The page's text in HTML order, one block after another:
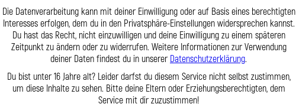
Die Datenverarbeitung kann mit deiner Einwilligung oder auf Basis eines berechtigten
Interesses erfolgen, dem du in den Privatsphäre-Einstellungen widersprechen kannst.
Du hast das Recht, nicht einzuwilligen und deine Einwilligung zu einem späteren
Zeitpunkt zu ändern oder zu widerrufen. Weitere Informationen zur Verwendung
deiner Daten findest du in unserer Datenschutzerklärung.
Du bist unter 16 Jahre alt? Leider darfst du diesem Service nicht selbst zustimmen,
um diese Inhalte zu sehen. Bitte deine Eltern oder Erziehungsberechtigten, dem
Service mit dir zuzustimmen!